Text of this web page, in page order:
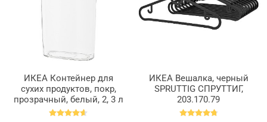
ИКЕА Контейнер для
сухих продуктов, покр,
прозрачный, белый, 2, 3 л
IKEA 365+, 900.667.08
ИКЕА Вешалка, черный
SPRUTTIG СПРУТТИГ,
203.170.79